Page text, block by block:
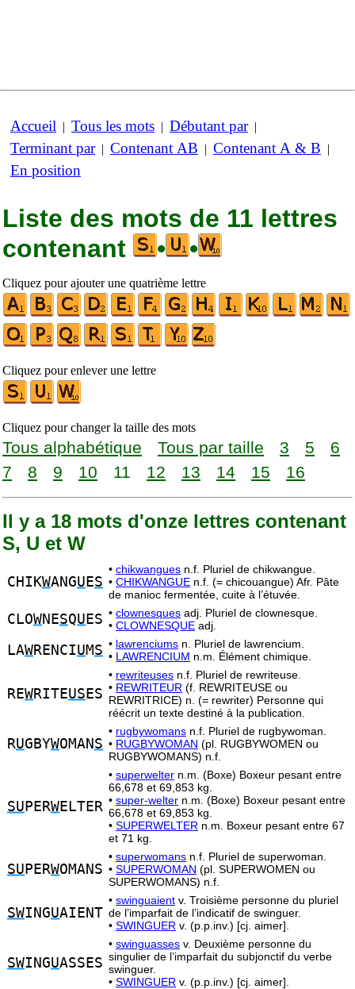
Accueil | Tous les mots | Débutant par|
Terminant par| Contenant AB | Contenant A & B |
En position
Liste des mots de 11 lettres
contenant
• •
Cliquez pour ajouter une quatrième lettre
Cliquez pour enlever une lettre
Cliquez pour changer la taille des mots
Tous alphabétique Tous par taille 3 5
6
7
8 9 10 11 12 13 14 15 16
Il y a 18 mots d'onze lettres contenant
S, U et W
CHIKWANGU ES
• chikwangues n.f. Pluriel de chikwangue.
• CHIKWANGUE n.f. (= chicouangue) Afr. Pâte
de manioc fermentée, cuite à l’étuvée.
CLOWNESQU ES • clownesques adj. Pluriel de clownesque.
• CLOWNESQUE adj.
LAWRENCIUMS • lawrenciums n. Pluriel de lawrencium.
• LAWRENCIUM n.m. Élément chimique.
REWRITEUS ES
• rewriteuses n.f. Pluriel de rewriteuse.
• REWRITEUR (f. REWRITEUSE ou
REWRITRICE) n. (= rewriter) Personne qui
réécrit un texte destiné à la publication.
RUGBYWOMAN S
• rugbywomans n.f. Pluriel de rugbywoman.
• RUGBYWOMAN (pl. RUGBYWOMEN ou
RUGBYWOMANS) n.f.
SU PERWELTER
• superwelter n.m. (Boxe) Boxeur pesant entre
66,678 et 69,853 kg.
• super-welter n.m. (Boxe) Boxeur pesant entre
66,678 et 69,853 kg.
• SUPERWELTER n.m. Boxeur pesant entre 67
et 71 kg.
SU PERWOMANS
• superwomans n.f. Pluriel de superwoman.
• SUPERWOMAN (pl. SUPERWOMEN ou
SUPERWOMANS) n.f.
SWINGUAIENT
• swinguaient v. Troisième personne du pluriel
de l’imparfait de l’indicatif de swinguer.
• SWINGUER v. (p.p.inv.) [cj. aimer].
SWINGUASSES
• swinguasses v. Deuxième personne du
singulier de l’imparfait du subjonctif du verbe
swinguer.
• SWINGUER v. (p.p.inv.) [cj. aimer].